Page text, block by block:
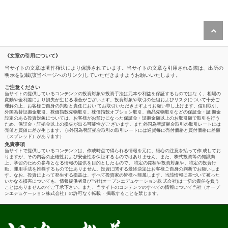
《文章の引用について》
当サイトの文章は著作権法により保護されています。当サイトの文章を引用される際は、出所の
明示を記載(該当ページへのリンク)していただきますようお願いいたします。
ご注意ください
当サイトの提供しているコンテンツの投資対象や投資手法は元本や利益を保証するものではな く、相場の
変動や金利差により損失が生じる場合がございます。投資対象や取引の仕組およびリスクについて十分ご
理解の上、お客様ご自身の判断と責任におい てお取引いただきますようお願い申し上げます。信用取引、
外国為替証拠金取引、株価指数先物取引、株価指数オプション取引、商品先物取引などの保証金・証 拠金
設定のある投資対象については、お客様がお預けになった保証金・証拠金額以上のお取引額で取引を行う
ため、保証金・証拠金以上の損失が出る可能性がご ざいます。また外国為替証拠金取引の取引レートには
売値と買値に差が生じます。 (※外国為替証拠金取引の取引レートには通貨毎に売付価格と買付価格に差額
（スプレッド）があります）
免責事項
当サイトで提供しているコンテンツは、作成時点で得られる情報を元に、細心の注意を払って作 成してお
りますが、その内容の正確性および安全性を保証するものではありません。また、株式投資等の知識向
上、学習のための参考となる情報の提供を目的としたもので、 特定の銘柄や投資対象や、特定の投資行
動、運用手法を推奨するものではありません。投資に関する最終決定はお客様ご自身の判断でお願いしま
す。なお、投資によって発生する損益は、すべて投資家の皆様へ帰属します。当該情報に基づいて被った
いかなる損害についても、情報提供者及び当社(オープンエデュケーション株 式会社)は一切の責任を負う
ことはありませんのでご了承下さい。また、当サイトのコンテンツのすべての情報について当社（オープ
ンエデュケーション株式会社）の許可なく転載・ 掲載することを禁じます。